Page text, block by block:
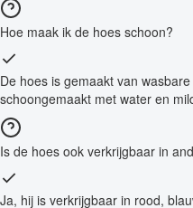
Hoe maak ik de hoes schoon?
De hoes is gemaakt van
schoongemaakt met water en
Is de hoes ook verkrijgbaar in
Ja, hij is verkrijgbaar in rood,